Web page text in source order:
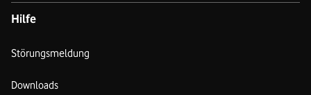
Hilfe
Störungsmeldung
Downloads